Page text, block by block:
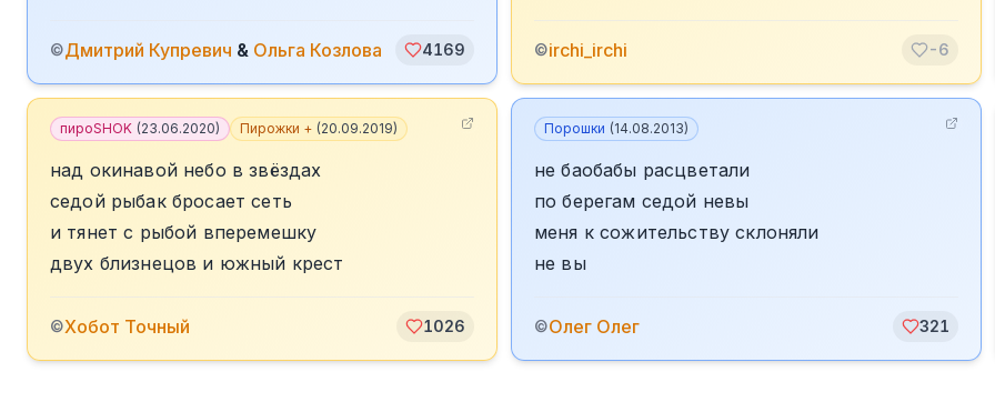
©Дмитрий Купревич & Ольга Козлова 4169 ©irchi_irchi -6
пироSHOK (23.06.2020) Пирожки + (20.09.2019)
над окинавой небо в звёздах
седой рыбак бросает сеть
и тянет с рыбой вперемешку
двух близнецов и южный крест
©Хобот Точный 1026
Порошки (14.08.2013)
не баобабы расцветали
по берегам седой невы
меня к сожительству склоняли
не вы
©Олег Олег 321